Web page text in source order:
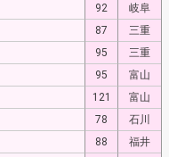
92
岐阜
87
三重
95
三重
95
富山
121
富山
78 石川
88
福井